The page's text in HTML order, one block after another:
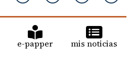
e-papper mis noticias